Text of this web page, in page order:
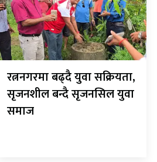
रत्ननगरमा बढ्दै युवा सक्रियता,
सृजनशील बन्दै सृजनसिल युवा
समाज